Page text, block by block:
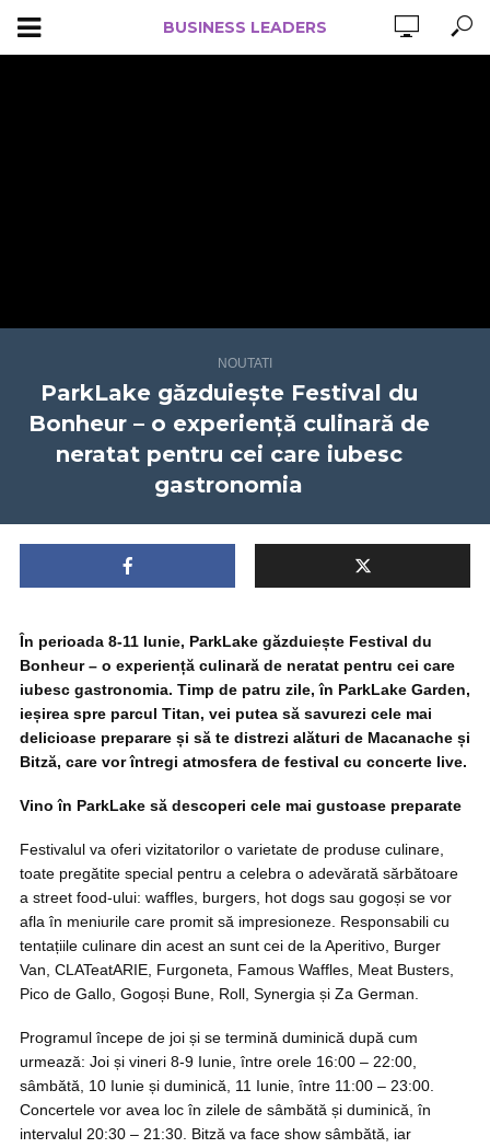
BUSINESS LEADERS
NOUTATI
ParkLake găzduiește Festival du
Bonheur – o experiență culinară de
neratat pentru cei care iubesc
gastronomia
În perioada 8-11 Iunie, ParkLake găzduiește Festival du
Bonheur – o experiență culinară de neratat pentru cei care
iubesc gastronomia. Timp de patru zile, în ParkLake Garden,
ieșirea spre parcul Titan, vei putea să savurezi cele mai
delicioase preparare și să te distrezi alături de Macanache și
Bitză, care vor întregi atmosfera de festival cu concerte live.
Vino în ParkLake să descoperi cele mai gustoase preparate
Festivalul va oferi vizitatorilor o varietate de produse culinare,
toate pregătite special pentru a celebra o adevărată sărbătoare
a street food-ului: waffles, burgers, hot dogs sau gogoși se vor
afla în meniurile care promit să impresioneze. Responsabili cu
tentațiile culinare din acest an sunt cei de la Aperitivo, Burger
Van, CLATeatARIE, Furgoneta, Famous Waffles, Meat Busters,
Pico de Gallo, Gogoși Bune, Roll, Synergia și Za German.
Programul începe de joi și se termină duminică după cum
urmează: Joi și vineri 8-9 Iunie, între orele 16:00 – 22:00,
sâmbătă, 10 Iunie și duminică, 11 Iunie, între 11:00 – 23:00.
Concertele vor avea loc în zilele de sâmbătă și duminică, în
intervalul 20:30 – 21:30. Bitză va face show sâmbătă, iar